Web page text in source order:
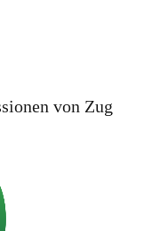
von Zug